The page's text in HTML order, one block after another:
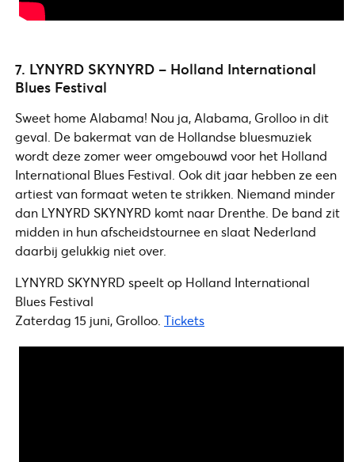
7. LYNYRD SKYNYRD – Holland International
Blues Festival
Sweet home Alabama! Nou ja, Alabama, Grolloo in dit
geval. De bakermat van de Hollandse bluesmuziek
wordt deze zomer weer omgebouwd voor het Holland
International Blues Festival. Ook dit jaar hebben ze een
artiest van formaat weten te strikken. Niemand minder
dan LYNYRD SKYNYRD komt naar Drenthe. De band zit
midden in hun afscheidstournee en slaat Nederland
daarbij gelukkig niet over.
LYNYRD SKYNYRD speelt op Holland International
Blues Festival
Zaterdag 15 juni, Grolloo. Tickets